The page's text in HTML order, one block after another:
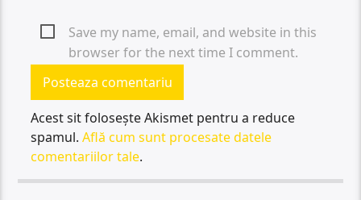
Save my name, email, and website in this
browser for the next time I comment.
Acest sit folosește Akismet pentru a reduce
spamul.Află cum sunt procesate datele
comentariilor tale.